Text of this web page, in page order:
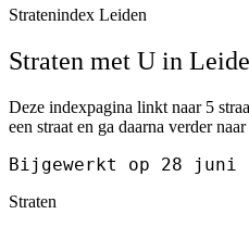
Stratenindex Leiden
Straten met U in
Deze indexpagina linkt naar 5
een straat en ga daarna verder
Bijgewerkt op 28 juni
Straten